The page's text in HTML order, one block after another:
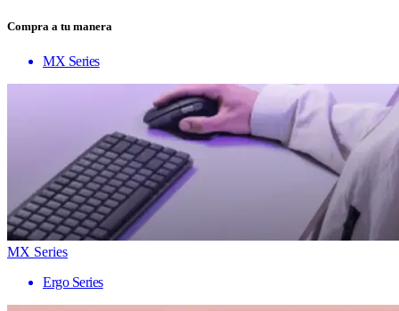
Compra a tu manera
MX Series
MX Series
Ergo Series